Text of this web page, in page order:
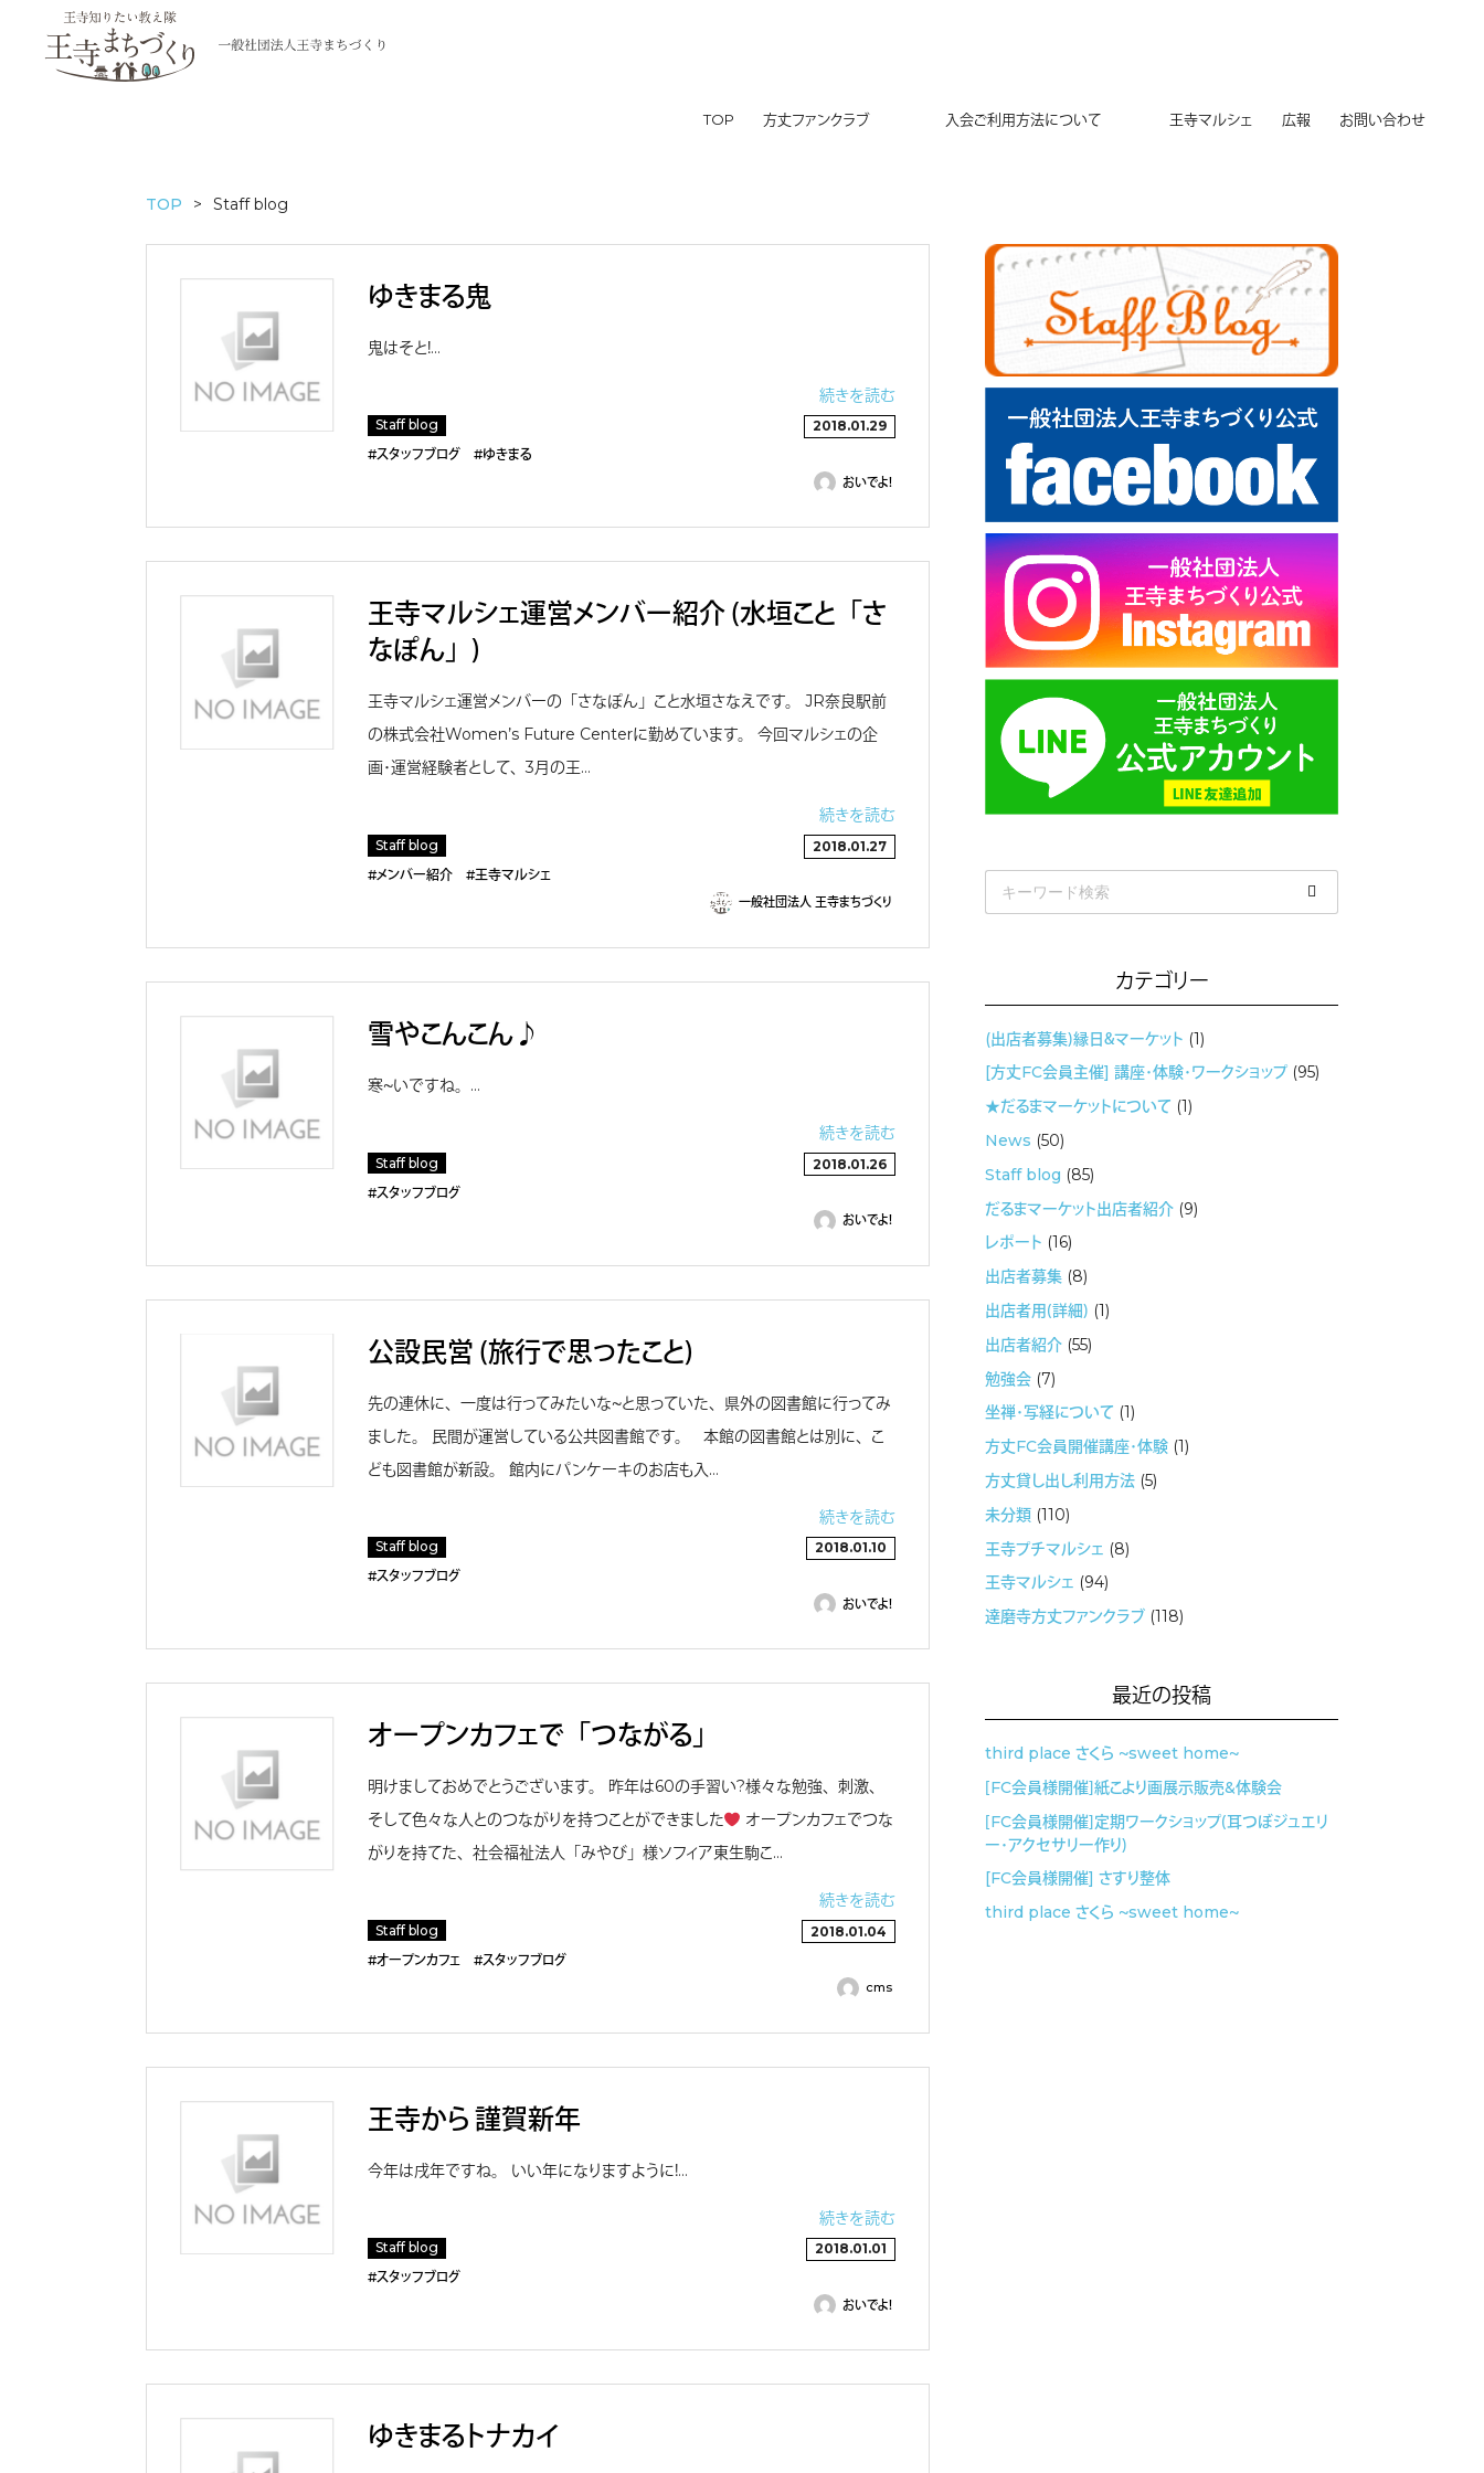
TOP 方丈ファンクラブ 入会ご利用方法について 王寺マルシェ 広報 お問い合わせ
TOP Staff blog
ゆきまる鬼
鬼はそと！…
続きを読む
Staff blog
#スタッフブログ
#ゆきまる
2018.01.29
おいでよ！
王寺マルシェ運営メンバー紹介 （水垣こと「さ
なぽん」）
王寺マルシェ運営メンバーの「さなぽん」こと水垣さなえです。 JR奈良駅前
の株式会社Women’s Future Centerに勤めています。 今回マルシェの企
画・運営経験者として、3月の王…
続きを読む
Staff blog
#メンバー紹介
#王寺マルシェ
2018.01.27
一般社団法人 王寺まちづくり
雪やこんこん♪
寒～いですね。…
続きを読む
Staff blog
#スタッフブログ
2018.01.26
おいでよ！
公設民営 （旅行で思ったこと）
先の連休に、一度は行ってみたいな～と思っていた、県外の図書館に行ってみ
ました。 民間が運営している公共図書館です。 本館の図書館とは別に、こ
ども図書館が新設。 館内にパンケーキのお店も入…
続きを読む
Staff blog
#スタッフブログ
2018.01.10
おいでよ！
オープンカフェで「つながる」
明けましておめでとうございます。 昨年は60の手習い?様々な勉強、刺激、
そして色々な人とのつながりを持つことができました
オープンカフェでつな
がりを持てた、社会福祉法人「みやび」様ソフィア東生駒こ…
続きを読む
Staff blog
#オープンカフェ
#スタッフブログ
2018.01.04
cms
王寺から 謹賀新年
今年は戌年ですね。 いい年になりますように！…
続きを読む
Staff blog
#スタッフブログ
2018.01.01
おいでよ！
ゆきまるトナカイ
カテゴリー
(出店者募集）縁日＆マーケット (1)
[方丈FC会員主催] 講座・体験・ワークショップ(95)
★だるまマーケットについて (1)
News (50)
Staff blog (85)
だるまマーケット出店者紹介 (9)
レポート (16)
出店者募集 (8)
出店者用（詳細） (1)
出店者紹介 (55)
勉強会 (7)
坐禅・写経について (1)
方丈FC会員開催講座・体験 (1)
方丈貸し出し利用方法 (5)
未分類 (110)
王寺プチマルシェ (8)
王寺マルシェ (94)
達磨寺方丈ファンクラブ (118)
最近の投稿
third place さくら 〜sweet home〜
［FC会員様開催］紙こより画展示販売&体験会
［FC会員様開催］定期ワークショップ（耳つぼジュエリ
ー・アクセサリー作り）
[FC会員様開催] さすり整体
third place さくら 〜sweet home〜